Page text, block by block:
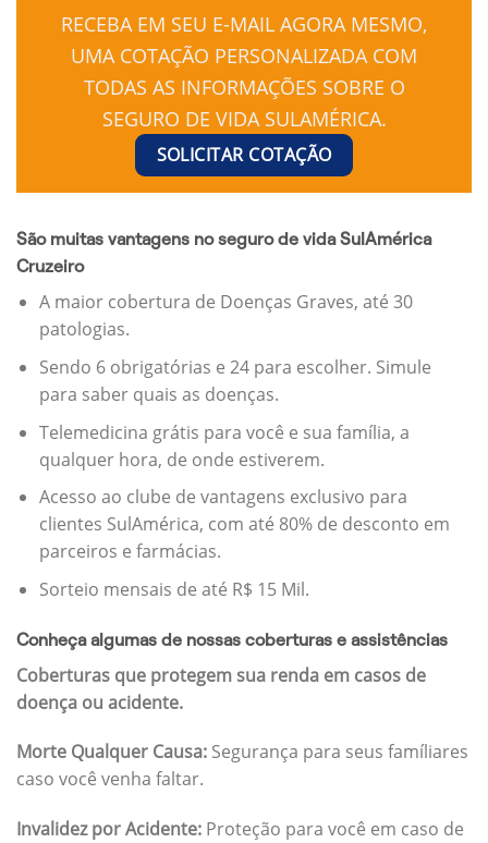
RECEBA EM SEU E-MAIL AGORA MESMO,
UMA COTAÇÃO PERSONALIZADA COM
TODAS AS INFORMAÇÕES SOBRE O
SEGURO DE VIDA SULAMÉRICA.
SOLICITAR COTAÇÃO
São muitas vantagens no seguro de vida SulAmérica
Cruzeiro
A maior cobertura de Doenças Graves, até 30
patologias.
Sendo 6 obrigatórias e 24 para escolher. Simule
para saber quais as doenças.
Telemedicina grátis para você e sua família, a
qualquer hora, de onde estiverem.
Acesso ao clube de vantagens exclusivo para
clientes SulAmérica, com até 80% de desconto em
parceiros e farmácias.
Sorteio mensais de até R$ 15 Mil.
Conheça algumas de nossas coberturas e assistências
Coberturas que protegem sua renda em casos de
doença ou acidente.
Morte Qualquer Causa: Segurança para seus famíliares
caso você venha faltar.
Invalidez por Acidente: Proteção para você em caso de